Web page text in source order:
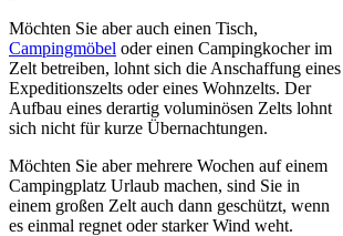
Möchten Sie aber auch einen Tisch,
Campingmöbel oder einen Campingkocher im
Zelt betreiben, lohnt sich die Anschaffung eines
Expeditionszelts oder eines Wohnzelts. Der
Aufbau eines derartig voluminösen Zelts lohnt
sich nicht für kurze Übernachtungen.
Möchten Sie aber mehrere Wochen auf einem
Campingplatz Urlaub machen, sind Sie in
einem großen Zelt auch dann geschützt, wenn
es einmal regnet oder starker Wind weht.